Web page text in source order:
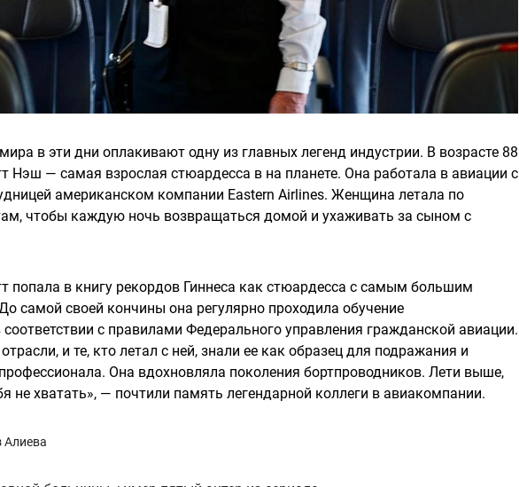
в эти дни оплакивают одну из главных легенд индустрии. В возрасте 88
Нэш — самая взрослая стюардесса в на планете. Она работала в авиации с
американском компании Eastern Airlines. Женщина летала по
чтобы каждую ночь возвращаться домой и ухаживать за сыном с
попала в книгу рекордов Гиннеса как стюардесса с самым большим
самой своей кончины она регулярно проходила обучение
с правилами Федерального управления гражданской авиации.
и те, кто летал с ней, знали ее как образец для подражания и
Она вдохновляла поколения бортпроводников. Лети выше,
не хватать», — почтили память легендарной коллеги в авиакомпании.